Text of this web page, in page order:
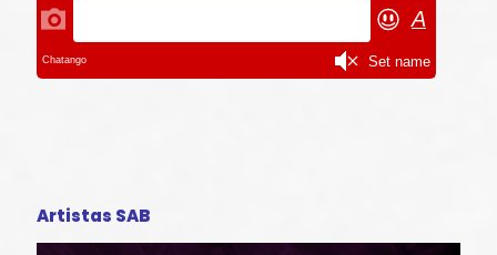
Artistas SAB